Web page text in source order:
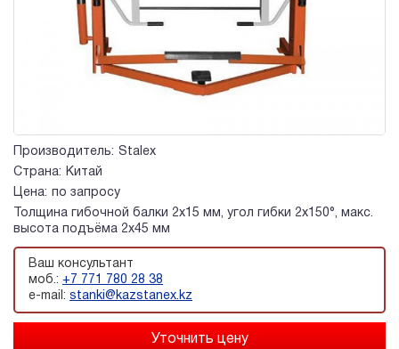
Производитель: Stalex
Страна:
Китай
Цена:
по запросу
Толщина гибочной балки 2х15 мм, угол гибки 2х150°, макс.
высота подъёма 2х45 мм
Ваш консультант
моб.: +7 771 780 28 38
e-mail: stanki@kazstanex.kz